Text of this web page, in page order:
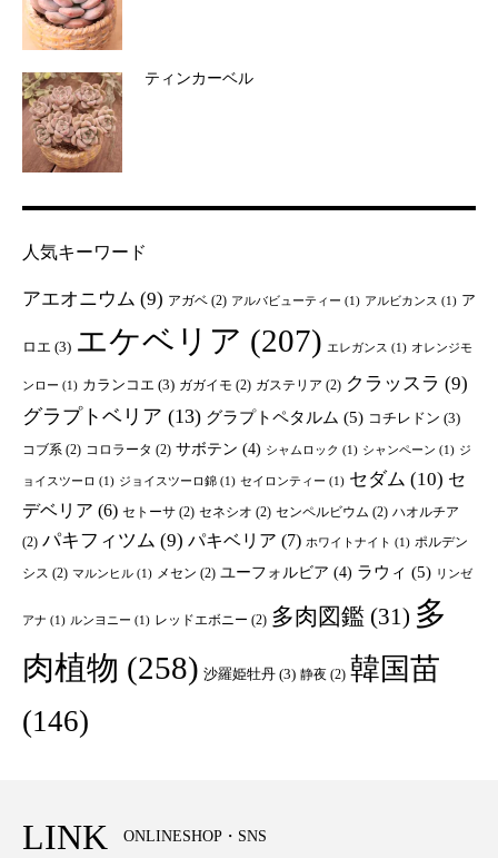
ティンカーベル
人気キーワード
アエオニウム (9) アガベ (2) アルバビューティー (1) アルビカンス (1) ア
ロエ (3) エケベリア (207) エレガンス (1) オレンジモ
ンロー (1) カランコエ (3) ガガイモ (2) ガステリア (2) クラッスラ (9)
グラプトベリア (13) グラプトペタルム (5) コチレドン (3)
コブ系 (2) コロラータ (2) サボテン (4) シャムロック (1) シャンペーン (1) ジ
ョイスツーロ (1) ジョイスツーロ錦 (1) セイロンティー (1) セダム (10) セ
デベリア (6) セトーサ (2) セネシオ (2) センペルビウム (2) ハオルチア
(2) パキフィツム (9) パキベリア (7) ホワイトナイト (1) ポルデン
シス (2) マルンヒル (1) メセン (2) ユーフォルビア (4) ラウィ (5) リンゼ
アナ (1) ルンヨニー (1) レッドエボニー (2) 多肉図鑑 (31) 多
肉植物 (258) 沙羅姫牡丹 (3) 静夜 (2) 韓国苗
(146)
LINK ONLINESHOP・SNS